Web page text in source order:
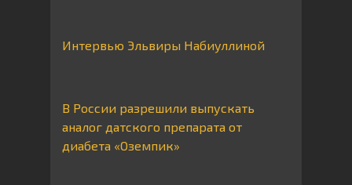
Интервью Эльвиры Набиуллиной
В России разрешили выпускать
аналог датского препарата от
диабета «Оземпик»